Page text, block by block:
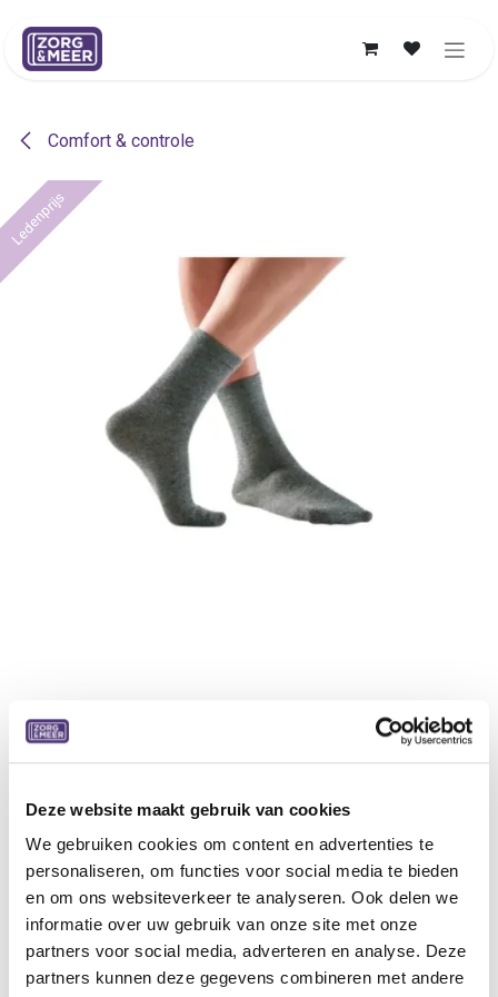
Deze website maakt gebruik van cookies
We gebruiken cookies om content en advertenties te
personaliseren, om functies voor social media te bieden
en om ons websiteverkeer te analyseren. Ook delen we
informatie over uw gebruik van onze site met onze
partners voor social media, adverteren en analyse. Deze
partners kunnen deze gegevens combineren met andere
Comfort & controle
Ledenprijs
Diabeteskousen soft 5 klassiek +
zilverg, zwart
Korte kous (AB) met tenen
Klassieke kous voor man of dame met zilvergaren
(antibacteriologisch)
Specificaties:
Voor schoenmaat 35-38
20,68€ 25,02€